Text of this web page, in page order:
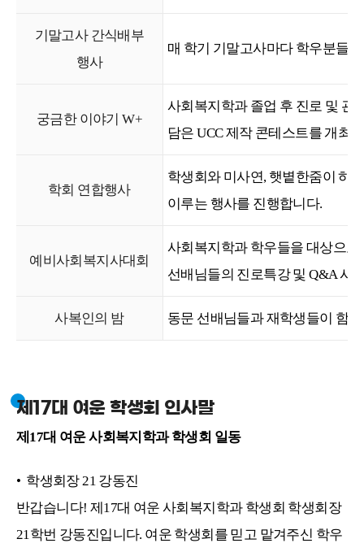
기말고사 간식배부
행사
매 학기 기말고사마다 학우분들
궁금한 이야기 W+
사회복지학과 졸업 후 진로 및 관
담은 UCC 제작 콘테스트를 개최
학회 연합행사
학생회와 미사연, 햇볕한줌이 하
이루는 행사를 진행합니다.
예비사회복지사대회
사회복지학과 학우들을 대상으
선배님들의 진로특강 및 Q&A 시
사복인의 밤 동문 선배님들과 재학생들이 함
제17대 여운 학생회 인사말
제17대 여운 사회복지학과 학생회 일동
• 학생회장21 강동진
반갑습니다! 제17대 여운 사회복지학과 학생회 학생회장
21학번 강동진입니다. 여운 학생회를 믿고 맡겨주신 학우